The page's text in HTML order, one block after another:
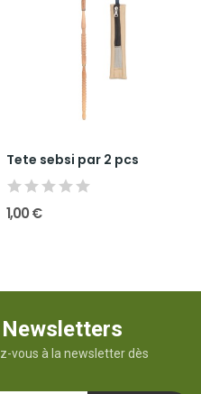
Tete sebsi par 2 pcs
1,00 €
vous à la newsletter dès